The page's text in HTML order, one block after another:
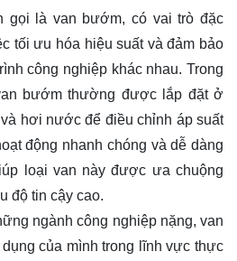
gọi là van bướm, có vai trò đặc
tối ưu hóa hiệu suất và đảm bảo
công nghiệp khác nhau. Trong
bướm thường được lắp đặt ở
hơi nước để điều chỉnh áp suất
động nhanh chóng và dễ dàng
loại van này được ưa chuộng
độ tin cậy cao.
ngành công nghiệp nặng, van
của mình trong lĩnh vực thực